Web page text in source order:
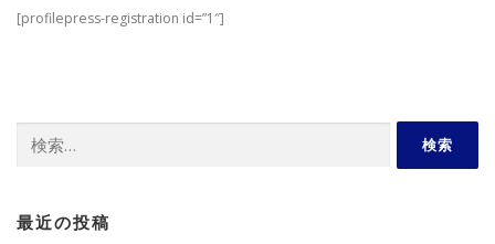
[profilepress-registration id=”1″]
索:
最近の投稿